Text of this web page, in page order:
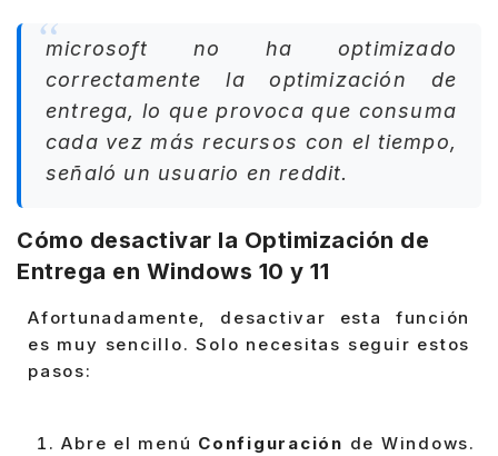
microsoft no ha optimizado
correctamente la optimización de
entrega, lo que provoca que consuma
cada vez más recursos con el tiempo,
señaló un usuario en reddit.
Cómo desactivar la Optimización de
Entrega en Windows 10 y 11
Afortunadamente, desactivar esta función
es muy sencillo. Solo necesitas seguir estos
pasos:
Abre el menú Configuración de Windows.